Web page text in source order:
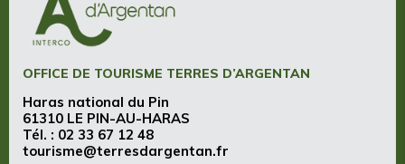
OFFICE DE TOURISME TERRES D’ARGENTAN
Haras national du Pin
61310 LE PIN-AU-HARAS
Tél. : 02 33 67 12 48
tourisme@terresdargentan.fr